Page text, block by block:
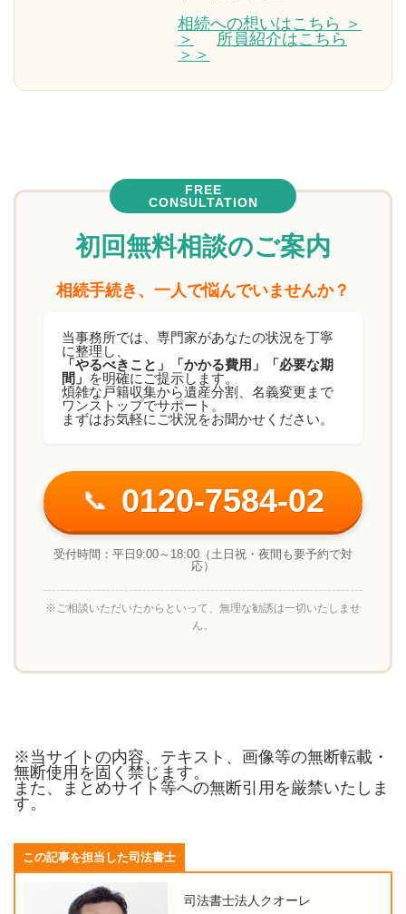
相続への想いはこちら ＞
＞
所員紹介はこちら
＞＞
FREE
CONSULTATION
初回無料相談のご案内
相続手続き、一人で悩んでいませんか？
当事務所では、専門家があなたの状況を丁寧
に整理し、
「やるべきこと」「かかる費用」「必要な期
間」 を明確にご提示します。
煩雑な戸籍収集から遺産分割、名義変更まで
ワンストップでサポート。
まずはお気軽にご状況をお聞かせください。
📞 0120-7584-02
受付時間：平日9:00～18:00（土日祝・夜間も要予約で対
応）
※ご相談いただいたからといって、無理な勧誘は一切いたしませ
ん。
※当サイトの内容、テキスト、画像等の無断転載・
無断使用を固く禁じます。
また、まとめサイト等への無断引用を厳禁いたしま
す。
この記事を担当した司法書士
司法書士法人クオーレ